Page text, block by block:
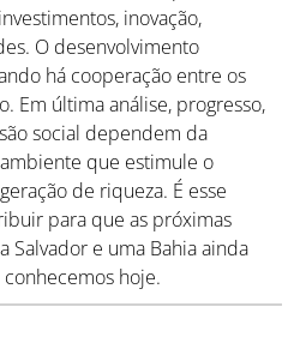
inovação,
O desenvolvimento
há cooperação entre os
Em última análise, progresso,
social dependem da
que estimule o
de riqueza. É esse
para que as próximas
Salvador e uma Bahia ainda
hoje.